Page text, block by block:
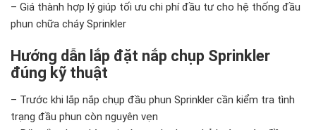
– Giá thành hợp lý giúp tối ưu chi phí đầu tư cho hệ thống đầu
phun chữa cháy Sprinkler
Hướng dẫn lắp đặt nắp chụp Sprinkler
đúng kỹ thuật
– Trước khi lắp nắp chụp đầu phun Sprinkler cần kiểm tra tình
trạng đầu phun còn nguyên vẹn